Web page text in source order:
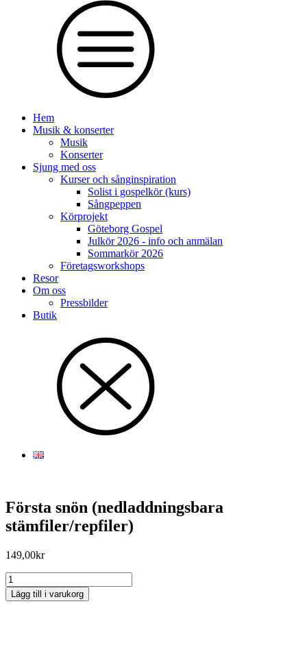
Hem
Musik & konserter
Musik
Konserter
Sjung med oss
Kurser och sånginspiration
Solist i gospelkör (kurs)
Sångpeppen
Körprojekt
Göteborg Gospel
Julkör 2026 - info och anmälan
Sommarkör 2026
Företagsworkshops
Resor
Om oss
Pressbilder
Butik
Första snön (nedladdningsbara
stämfiler/repfiler)
149,00kr
Första
snön
(nedladdningsbara
Lägg till i varukorg